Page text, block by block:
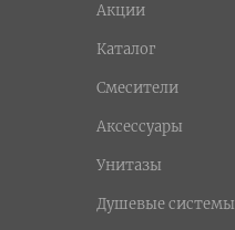
Акции
Каталог
Смесители
Аксессуары
Унитазы
Душевые системы